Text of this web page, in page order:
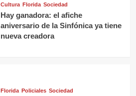
Cultura Florida Sociedad
Hay ganadora: el afiche
aniversario de la Sinfónica ya tiene
nueva creadora
Florida Policiales Sociedad